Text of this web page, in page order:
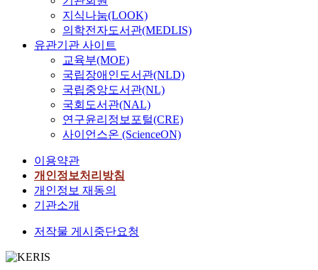
지식나눔(LOOK)
의학전자도서관(MEDLIS)
유관기관 사이트
교육부(MOE)
국립장애인도서관(NLD)
국립중앙도서관(NL)
국회도서관(NAL)
연구윤리정보포털(CRE)
사이언스온 (ScienceON)
이용약관
개인정보처리방침
개인정보 재동의
기관소개
저작물 게시중단요청